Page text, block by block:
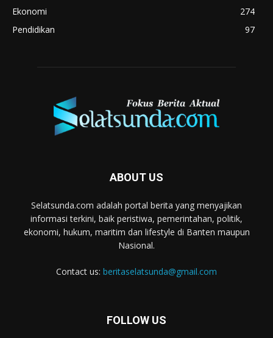
Ekonomi
274
Pendidikan
97
ABOUT US
Selatsunda.com adalah portal berita yang menyajikan
informasi terkini, baik peristiwa, pemerintahan, politik,
ekonomi, hukum, maritim dan lifestyle di Banten maupun
Nasional.
Contact us: beritaselatsunda@gmail.com
FOLLOW US